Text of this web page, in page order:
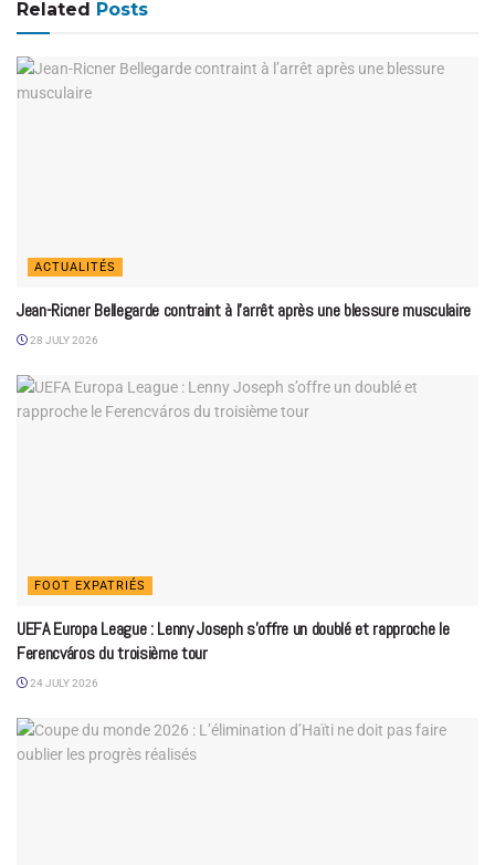
Related Posts
ACTUALITÉS
Jean-Ricner Bellegarde contraint à l’arrêt après une blessure musculaire
28 JULY 2026
FOOT EXPATRIÉS
UEFA Europa League : Lenny Joseph s’offre un doublé et rapproche le
Ferencváros du troisième tour
24 JULY 2026